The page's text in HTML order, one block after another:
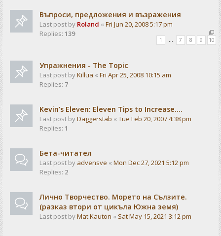
Въпроси, предложения и възражения
Last post by Roland « Fri Jun 20, 2008 5:17 pm
Replies: 139
1 … 7 8 9 10
Упражнения - The Topic
Last post byKillua « Fri Apr 25, 2008 10:15 am
Replies: 7
Kevin’s Eleven: Eleven Tips to Increase....
Last post byDaggerstab « Tue Feb 20, 2007 4:38 pm
Replies: 1
Бета-читател
Last post by advensve « Mon Dec 27, 2021 5:12 pm
Replies: 2
Лично Творчество. Морето на Сълзите.
(разказ втори от цикъла Южна земя)
Last post byMat Kauton « Sat May 15, 2021 3:12 pm